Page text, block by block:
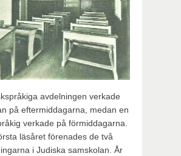
avdelningen verkade
på eftermiddagarna, medan en
verkade på förmiddagarna.
läsåret förenades de två
i Judiska samskolan. År